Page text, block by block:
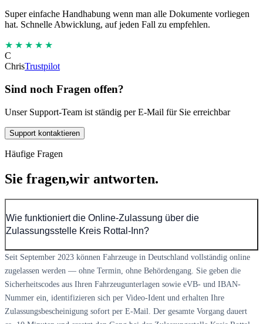
Super einfache Handhabung wenn man alle Dokumente vorliegen
hat. Schnelle Abwicklung, auf jeden Fall zu empfehlen.
★★★★★
C
ChrisTrustpilot
Sind noch Fragen offen?
Unser Support-Team ist ständig per E-Mail für Sie erreichbar
Support kontaktieren
Häufige Fragen
Sie fragen,wir antworten.
Wie funktioniert die Online-Zulassung über die
Zulassungsstelle Kreis Rottal-Inn?
Seit September 2023 können Fahrzeuge in Deutschland vollständig online
zugelassen werden — ohne Termin, ohne Behördengang. Sie geben die
Sicherheitscodes aus Ihren Fahrzeugunterlagen sowie eVB- und IBAN-
Nummer ein, identifizieren sich per Video-Ident und erhalten Ihre
Zulassungsbescheinigung sofort per E-Mail. Der gesamte Vorgang dauert